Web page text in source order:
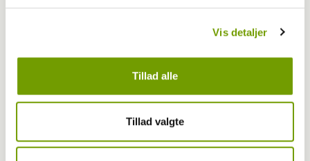
Vis detaljer
Tillad alle
Tillad valgte
Har du en nyhed eller god historie?
Kontakt Rinnie Mathilde Ilsøe van Oosterhout